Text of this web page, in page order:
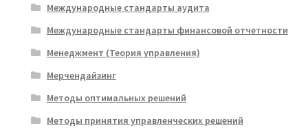
Международные стандарты аудита
Международные стандарты финансовой отчетности
Менеджмент (Теория управления)
Мерчендайзинг
Методы оптимальных решений
Методы принятия управленческих решений